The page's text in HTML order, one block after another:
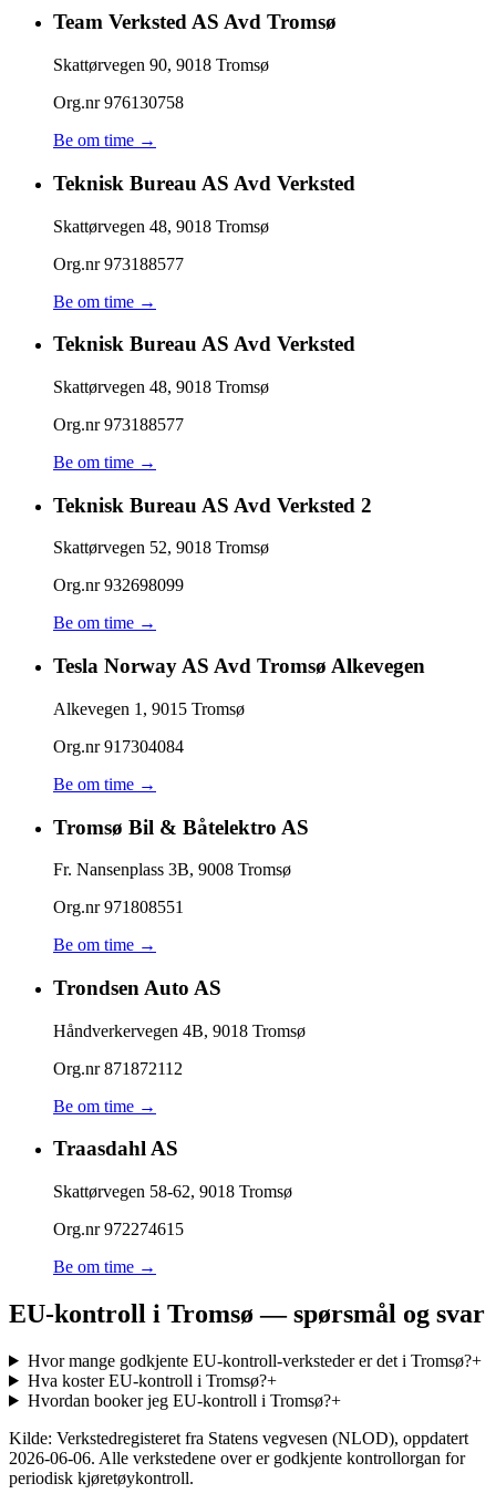
Team Verksted AS Avd Tromsø
Skattørvegen 90, 9018 Tromsø
Org.nr976130758
Be om time →
Teknisk Bureau AS Avd Verksted
Skattørvegen 48, 9018 Tromsø
Org.nr973188577
Be om time →
Teknisk Bureau AS Avd Verksted
Skattørvegen 48, 9018 Tromsø
Org.nr973188577
Be om time →
Teknisk Bureau AS Avd Verksted 2
Skattørvegen 52, 9018 Tromsø
Org.nr932698099
Be om time →
Tesla Norway AS Avd Tromsø Alkevegen
Alkevegen 1 , 9015 Tromsø
Org.nr917304084
Be om time →
Tromsø Bil & Båtelektro AS
Fr. Nansenplass 3B, 9008 Tromsø
Org.nr971808551
Be om time →
Trondsen Auto AS
Håndverkervegen 4B, 9018 Tromsø
Org.nr871872112
Be om time →
Traasdahl AS
Skattørvegen 58-62, 9018 Tromsø
Org.nr972274615
Be om time →
EU-kontroll i Tromsø — spørsmål og svar
Hvor mange godkjente EU-kontroll-verksteder er det i Tromsø?+
Hva koster EU-kontroll i Tromsø?+
Hvordan booker jeg EU-kontroll i Tromsø?+
Kilde: Verkstedregisteret fra Statens vegvesen (NLOD), oppdatert
2026-06-06. Alle verkstedene over er godkjente kontrollorgan for
periodisk kjøretøykontroll.